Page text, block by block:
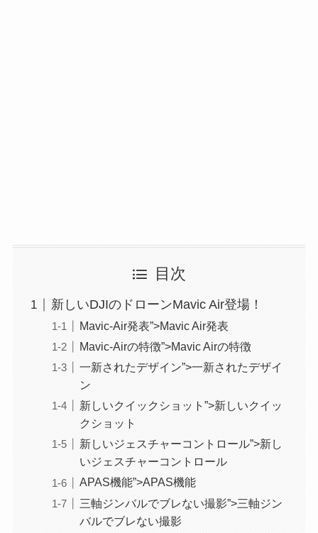
目次
新しいDJIのドローンMavic Air登場！
Mavic-Air発表”>Mavic Air発表
Mavic-Airの特徴”>Mavic Airの特徴
一新されたデザイン”>一新されたデザイ
ン
新しいクイックショット”>新しいクイッ
クショット
新しいジェスチャーコントロール”>新し
いジェスチャーコントロール
APAS機能”>APAS機能
三軸ジンバルでブレない撮影”>三軸ジン
バルでブレない撮影